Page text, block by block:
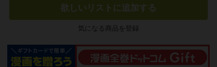
欲しいリストに追加する
気になる商品を登録